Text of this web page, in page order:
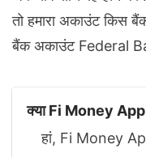
तो हमारा अकाउंट किस
बैंक अकाउंट Federal
क्या Fi Money
हां, Fi Money